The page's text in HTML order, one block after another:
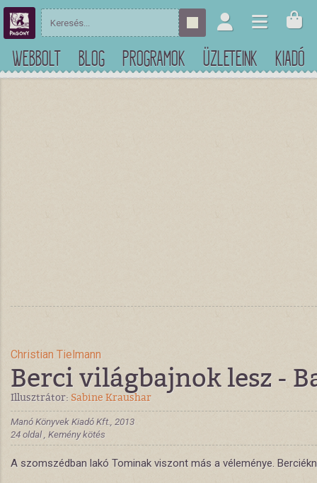
WEBBOLT BLOG PROGRAMOK ÜZLETEINK KIADÓ
Christian Tielmann
Berci világbajnok lesz -
Illusztrátor: Sabine Kraushar
Manó Könyvek Kiadó Kft., 2013
24 oldal , Kemény kötés
A szomszédban lakó Tominak viszont más a véleménye.